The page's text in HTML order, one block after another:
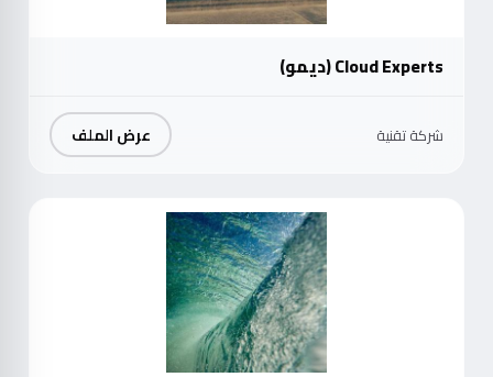
Cloud Experts (ديمو)
شركة تقنية عرض الملف